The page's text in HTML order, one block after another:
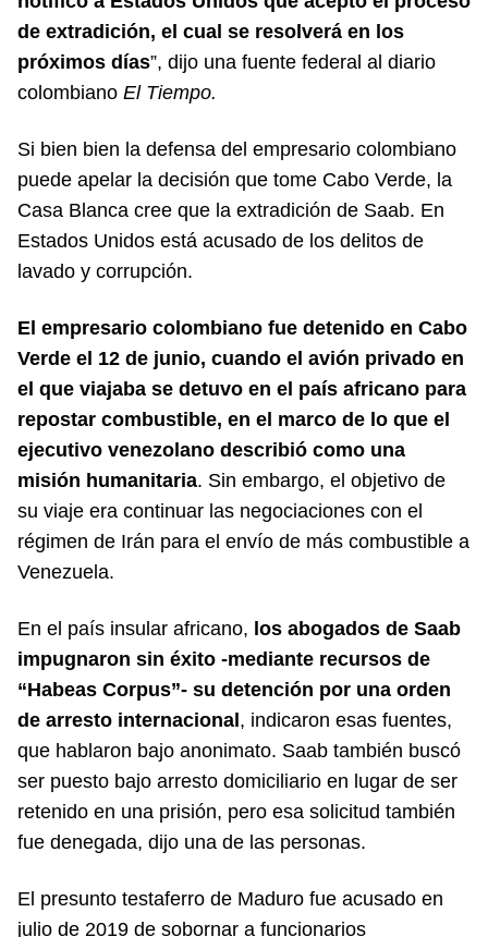
de extradición, el cual se resolverá en los
próximos días”, dijo una fuente federal al diario
colombiano El Tiempo.
Si bien bien la defensa del empresario colombiano
puede apelar la decisión que tome Cabo Verde, la
Casa Blanca cree que la extradición de Saab. En
Estados Unidos está acusado de los delitos de
lavado y corrupción.
El empresario colombiano fue detenido en Cabo
Verde el 12 de junio, cuando el avión privado en
el que viajaba se detuvo en el país africano para
repostar combustible, en el marco de lo que el
ejecutivo venezolano describió como una
misión humanitaria. Sin embargo, el objetivo de
su viaje era continuar las negociaciones con el
régimen de Irán para el envío de más combustible a
Venezuela.
En el país insular africano, los abogados de Saab
impugnaron sin éxito -mediante recursos de
“Habeas Corpus”- su detención por una orden
de arresto internacional, indicaron esas fuentes,
que hablaron bajo anonimato. Saab también buscó
ser puesto bajo arresto domiciliario en lugar de ser
retenido en una prisión, pero esa solicitud también
fue denegada, dijo una de las personas.
El presunto testaferro de Maduro fue acusado en
julio de 2019 de sobornar a funcionarios